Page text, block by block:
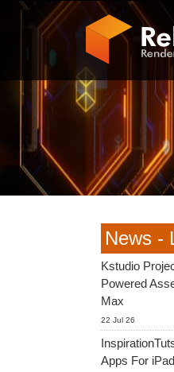
News -
Kstudio
Powered
Max
22 Jul 26
Apps For